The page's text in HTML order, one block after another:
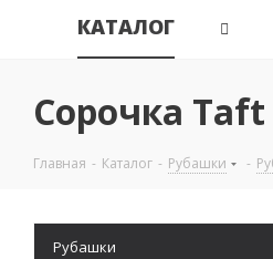
КАТАЛОГ
Сорочка
Главная - Каталог - Рубашки -
Рубашки